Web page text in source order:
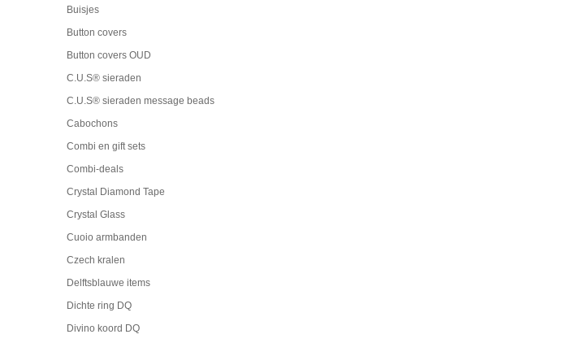
Buisjes
Button covers
Button covers OUD
C.U.S® sieraden
C.U.S® sieraden message beads
Cabochons
Combi en gift sets
Combi-deals
Crystal Diamond Tape
Crystal Glass
Cuoio armbanden
Czech kralen
Delftsblauwe items
Dichte ring DQ
Divino koord DQ